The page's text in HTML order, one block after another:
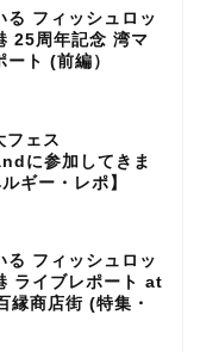
る フィッシュロッ
25周年記念 湾マ
ト (前編）
フェス
に参加してきま
ギー・レポ】
る フィッシュロッ
ライブレポート at
縁商店街 (特集・